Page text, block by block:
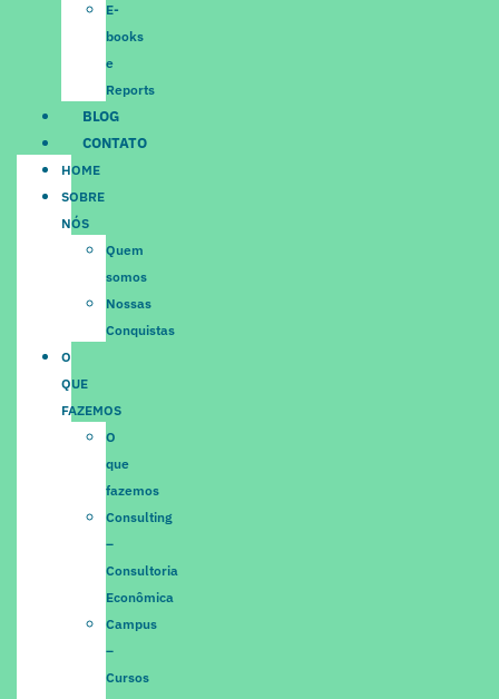
E-
books
e
Reports
BLOG
CONTATO
HOME
SOBRE
NÓS
Quem
somos
Nossas
Conquistas
O
QUE
FAZEMOS
O
que
fazemos
Consulting
–
Consultoria
Econômica
Campus
–
Cursos